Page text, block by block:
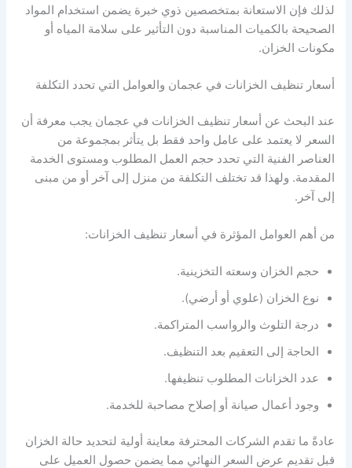
لذلك فإن الاستعانة بمتخصصين ذوي خبرة يضمن استخدام المواد
الصحيحة بالكميات المناسبة دون التأثير على سلامة المياه أو
مكونات الخزان.
أسعار تنظيف الخزانات في عجمان والعوامل التي تحدد التكلفة
عند البحث عن أسعار تنظيف الخزانات في عجمان يجب معرفة أن
السعر لا يعتمد على عامل واحد فقط بل يتأثر بمجموعة من
العناصر الفنية التي تحدد حجم العمل المطلوب ومستوى الخدمة
المقدمة. ولهذا قد تختلف التكلفة من منزل إلى آخر أو من مبنى
إلى آخر.
من أهم العوامل المؤثرة في أسعار تنظيف الخزانات:
حجم الخزان وسعته التخزينية.
نوع الخزان (علوي أو أرضي).
درجة التلوث والرواسب المتراكمة.
الحاجة إلى التعقيم بعد التنظيف.
عدد الخزانات المطلوب تنظيفها.
وجود أعمال صيانة أو إصلاح مصاحبة للخدمة.
عادةً ما تقدم الشركات المحترفة معاينة أولية لتحديد حالة الخزان
قبل تقديم عرض السعر النهائي مما يضمن حصول العميل على